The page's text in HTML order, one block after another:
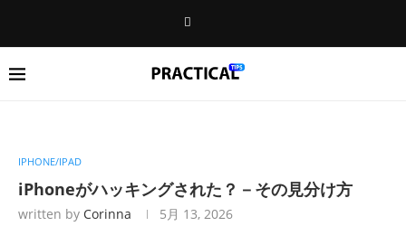
IPHONE/IPAD
iPhoneがハッキングされた？－その見分け方
written by Corinna 5月 13, 2026